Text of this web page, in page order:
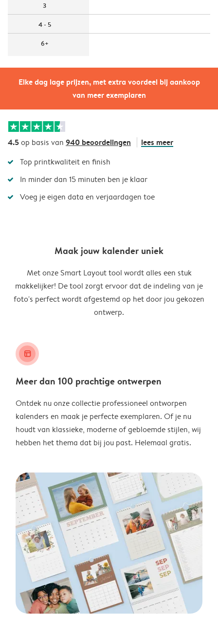
Elke dag lage prijzen, met extra voordeel bij aankoop
van meer exemplaren
3
4 - 5
6+
4.5op basis van 940 beoordelingen lees meer
Top printkwaliteit en finish
In minder dan 15 minuten ben je klaar
Voeg je eigen data en verjaardagen toe
Maak jouw kalender uniek
Met onze Smart Layout tool wordt alles een stuk
makkelijker! De tool zorgt ervoor dat de indeling van je
foto's perfect wordt afgestemd op het door jou gekozen
ontwerp.
layout_alt
Meer dan 100 prachtige ontwerpen
Ontdek nu onze collectie professioneel ontworpen
kalenders en maak je perfecte exemplaren. Of je nu
houdt van klassieke, moderne of gebloemde stijlen, wij
hebben het thema dat bij jou past. Helemaal gratis.